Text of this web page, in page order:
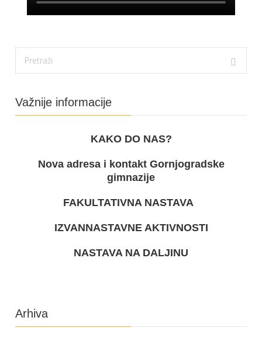
Važnije informacije
KAKO DO NAS?
Nova adresa i kontakt Gornjogradske
gimnazije
FAKULTATIVNA NASTAVA
IZVANNASTAVNE AKTIVNOSTI
NASTAVA NA DALJINU
Arhiva